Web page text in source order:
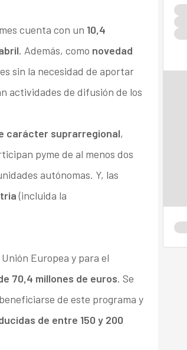
cuenta con un 10,4
. Además, como novedad
sin la necesidad de aportar
actividades de difusión de los
carácter suprarregional,
pyme de al menos dos
autónomas. Y, las
(incluida la
Europea y para el
70,4 millones de euros. Se
de este programa y
de entre 150 y 200